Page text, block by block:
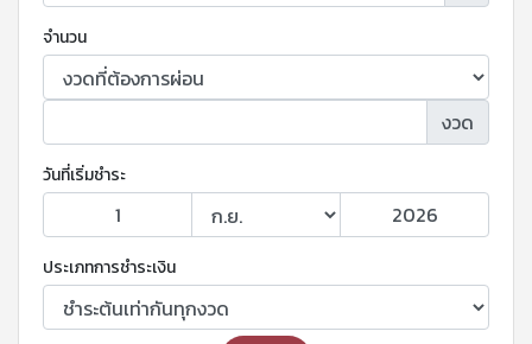
จำนวน
งวด
วันที่เริ่มชำระ
ประเภทการชำระเงิน